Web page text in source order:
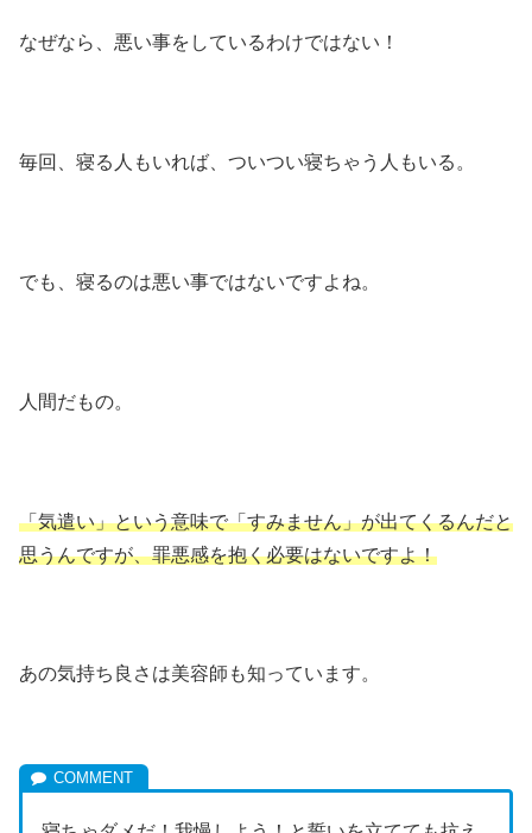
なぜなら、悪い事をしているわけではない！
毎回、寝る人もいれば、ついつい寝ちゃう人もいる。
でも、寝るのは悪い事ではないですよね。
人間だもの。
「気遣い」という意味で「すみません」が出てくるんだと
思うんですが、罪悪感を抱く必要はないですよ！
あの気持ち良さは美容師も知っています。